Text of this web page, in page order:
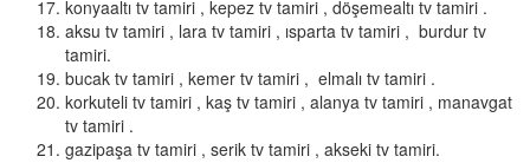
konyaaltı tv tamiri , kepez tv tamiri , döşemealtı tv tamiri .
aksu tv tamiri , lara tv tamiri , ısparta tv tamiri , burdur tv
tamiri.
bucak tv tamiri , kemer tv tamiri , elmalı tv tamiri .
korkuteli tv tamiri , kaş tv tamiri , alanya tv tamiri , manavgat
tv tamiri .
gazipaşa tv tamiri , serik tv tamiri , akseki tv tamiri.